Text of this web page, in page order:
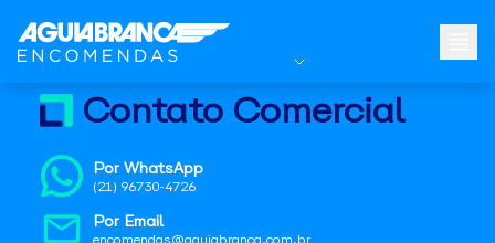
Contato Comercial
Por WhatsApp
(21) 96730-4726
Por Email
encomendas@aguiabranca.com.br